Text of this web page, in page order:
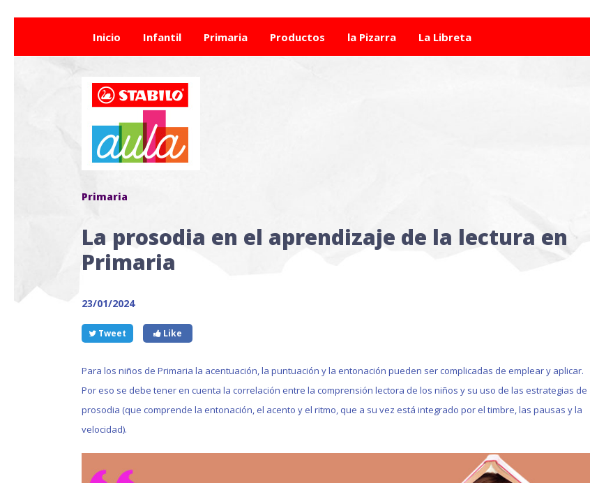
Inicio Infantil Primaria Productos la Pizarra La Libreta
Primaria
La prosodia en el aprendizaje de la lectura en
Primaria
23/01/2024
Tweet Like
Para los niños de Primaria la acentuación, la puntuación y la entonación pueden ser complicadas de emplear y aplicar.
Por eso se debe tener en cuenta la correlación entre la comprensión lectora de los niños y su uso de las estrategias de
prosodia (que comprende la entonación, el acento y el ritmo, que a su vez está integrado por el timbre, las pausas y la
velocidad).